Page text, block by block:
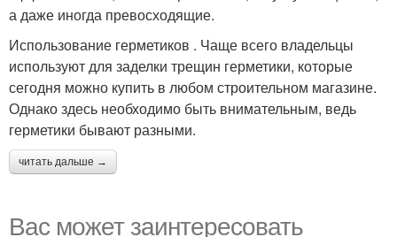
а даже иногда превосходящие.
Использование герметиков . Чаще всего владельцы
используют для заделки трещин герметики, которые
сегодня можно купить в любом строительном магазине.
Однако здесь необходимо быть внимательным, ведь
герметики бывают разными.
читать дальше →
Вас может заинтересовать